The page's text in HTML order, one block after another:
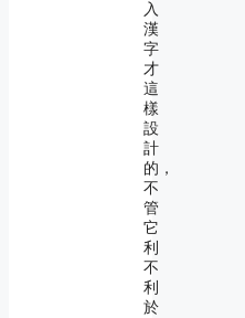
入
漢
字
才
這
樣
設
計
的，
不
管
它
利
不
利
於